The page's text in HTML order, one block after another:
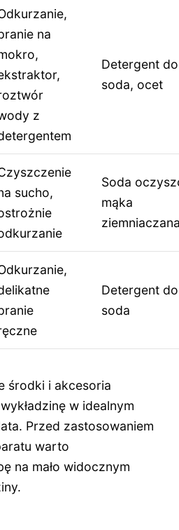
na
z
Detergent
soda, ocet
sucho,
Soda
mąka
Detergent
soda
środki i akcesoria
w idealnym
Przed zastosowaniem
warto
na mało widocznym